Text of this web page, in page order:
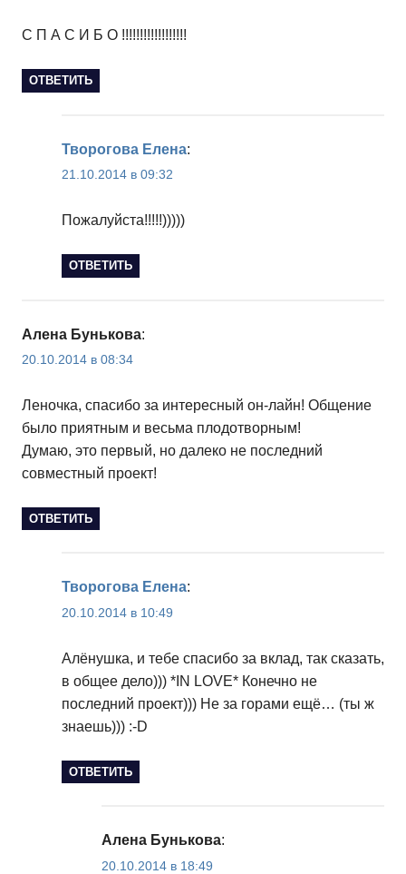
С П А С И Б О !!!!!!!!!!!!!!!!!!
ОТВЕТИТЬ
Творогова Елена:
21.10.2014 в 09:32
Пожалуйста!!!!!)))))
ОТВЕТИТЬ
Алена Бунькова:
20.10.2014 в 08:34
Леночка, спасибо за интересный он-лайн! Общение
было приятным и весьма плодотворным!
Думаю, это первый, но далеко не последний
совместный проект!
ОТВЕТИТЬ
Творогова Елена:
20.10.2014 в 10:49
Алёнушка, и тебе спасибо за вклад, так сказать,
в общее дело))) *IN LOVE* Конечно не
последний проект))) Не за горами ещё… (ты ж
знаешь))) :-D
ОТВЕТИТЬ
Алена Бунькова:
20.10.2014 в 18:49